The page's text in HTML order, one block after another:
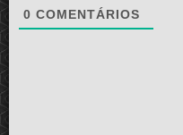
0 COMENTÁRIOS